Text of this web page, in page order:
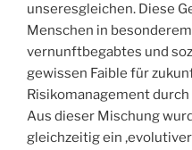
unseresgleichen. Diese
Menschen in
vernunftbegabtes und
gewissen Faible für
Risikomanagement
Aus dieser Mischung
gleichzeitig ein